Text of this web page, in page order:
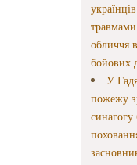
обличчя
бойових
У
пожежу
синагогу